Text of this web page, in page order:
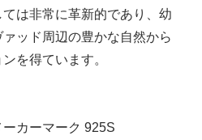
は非常に革新的であり、幼
ッド周辺の豊かな自然から
を得ています。
カーマーク 925S